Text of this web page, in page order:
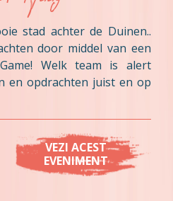
stad achter de Duinen..
door middel van een
Welk team is alert
en opdrachten juist en op
VEZI ACEST
EVENIMENT